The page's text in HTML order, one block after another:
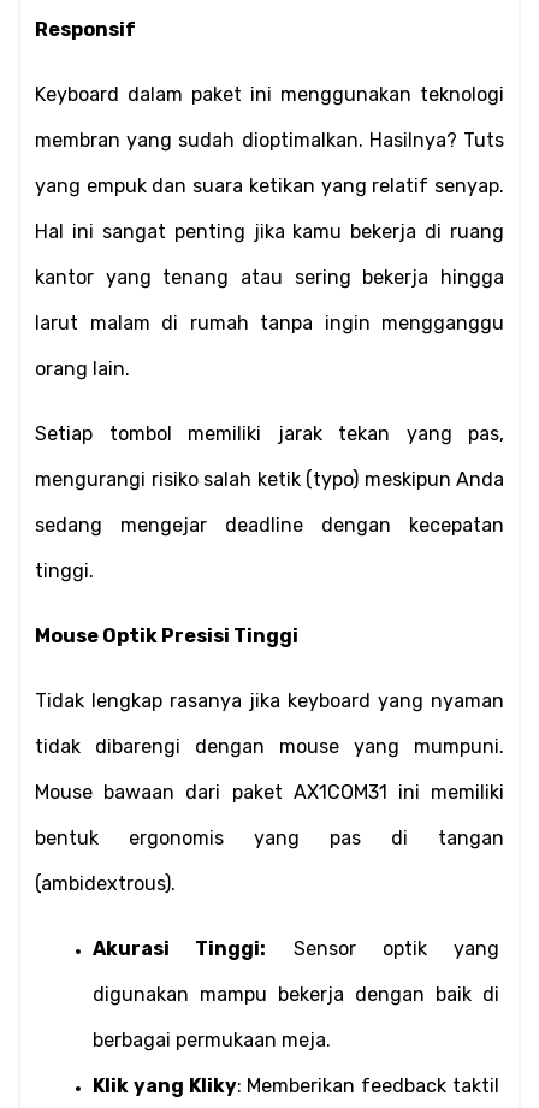
Responsif
Keyboard dalam paket ini menggunakan teknologi
membran yang sudah dioptimalkan. Hasilnya? Tuts
yang empuk dan suara ketikan yang relatif senyap.
Hal ini sangat penting jika kamu bekerja di ruang
kantor yang tenang atau sering bekerja hingga
larut malam di rumah tanpa ingin mengganggu
orang lain.
Setiap tombol memiliki jarak tekan yang pas,
mengurangi risiko salah ketik (typo) meskipun Anda
sedang mengejar deadline dengan kecepatan
tinggi.
Mouse Optik Presisi Tinggi
Tidak lengkap rasanya jika keyboard yang nyaman
tidak dibarengi dengan mouse yang mumpuni.
Mouse bawaan dari paket AX1COM31 ini memiliki
bentuk ergonomis yang pas di tangan
(ambidextrous).
Akurasi Tinggi: Sensor optik yang
digunakan mampu bekerja dengan baik di
berbagai permukaan meja.
Klik yang Kliky: Memberikan feedback taktil